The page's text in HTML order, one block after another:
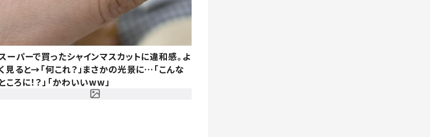
ーパーで買ったシャインマスカットに違和感。よ
見ると→「何これ？」まさかの光景に…「こんな
ところに！？」「かわいいww」